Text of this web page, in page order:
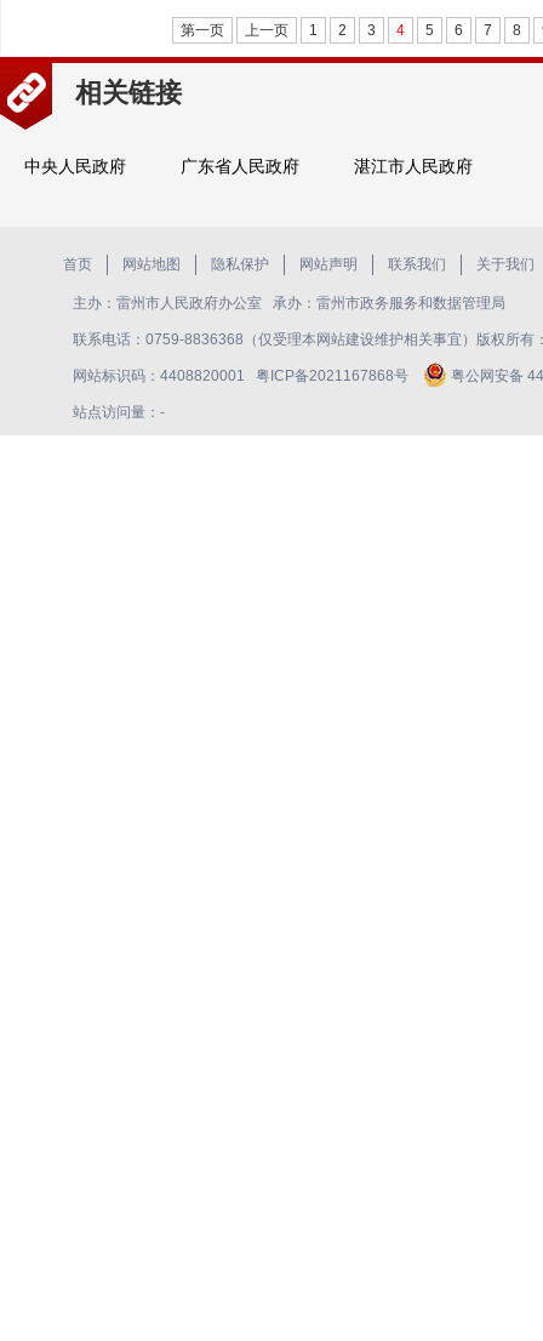
第一页 上一页 1 2 3 4 5 6 7 8
相关链接
中央人民政府 广东省人民政府 湛江市人民政府
首页 网站地图 隐私保护 网站声明 联系我们 关于我们
主办：雷州市人民政府办公室 承办：雷州市政务服务和数据管理局
联系电话：0759-8836368（仅受理本网站建设维护相关事宜）版权所有
网站标识码：4408820001 粤ICP备2021167868号 粤公网安备
站点访问量： -